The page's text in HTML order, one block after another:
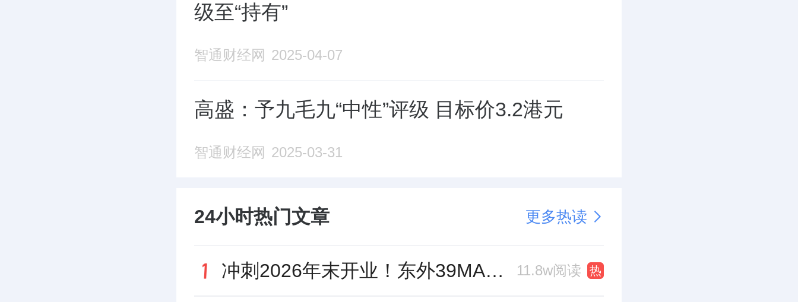
级至“持有”
智通财经网 2025-04-07
高盛：予九毛九“中性”评级 目标价3.2港元
智通财经网 2025-03-31
24小时热门文章 更多热读
冲刺2026年末开业！东外39MALL全球招商启幕，重构东直门商圈格局 11.8w阅读 热